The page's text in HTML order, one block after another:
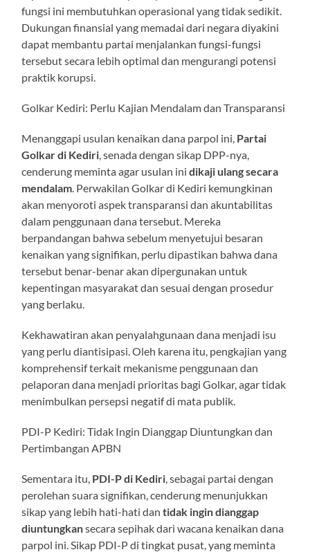
fungsi ini membutuhkan operasional yang tidak sedikit.
Dukungan finansial yang memadai dari negara diyakini
dapat membantu partai menjalankan fungsi-fungsi
tersebut secara lebih optimal dan mengurangi potensi
praktik korupsi.
Golkar Kediri: Perlu Kajian Mendalam dan Transparansi
Menanggapi usulan kenaikan dana parpol ini, Partai
Golkar di Kediri , senada dengan sikap DPP-nya,
cenderung meminta agar usulan inidikaji ulang secara
mendalam . Perwakilan Golkar di Kediri kemungkinan
akan menyoroti aspek transparansi dan akuntabilitas
dalam penggunaan dana tersebut. Mereka
berpandangan bahwa sebelum menyetujui besaran
kenaikan yang signifikan, perlu dipastikan bahwa dana
tersebut benar-benar akan dipergunakan untuk
kepentingan masyarakat dan sesuai dengan prosedur
yang berlaku.
Kekhawatiran akan penyalahgunaan dana menjadi isu
yang perlu diantisipasi. Oleh karena itu, pengkajian yang
komprehensif terkait mekanisme penggunaan dan
pelaporan dana menjadi prioritas bagi Golkar, agar tidak
menimbulkan persepsi negatif di mata publik.
PDI-P Kediri: Tidak Ingin Dianggap Diuntungkan dan
Pertimbangan APBN
Sementara itu, PDI-P di Kediri , sebagai partai dengan
perolehan suara signifikan, cenderung menunjukkan
sikap yang lebih hati-hati dantidak ingin dianggap
diuntungkansecara sepihak dari wacana kenaikan dana
parpol ini. Sikap PDI-P di tingkat pusat, yang meminta